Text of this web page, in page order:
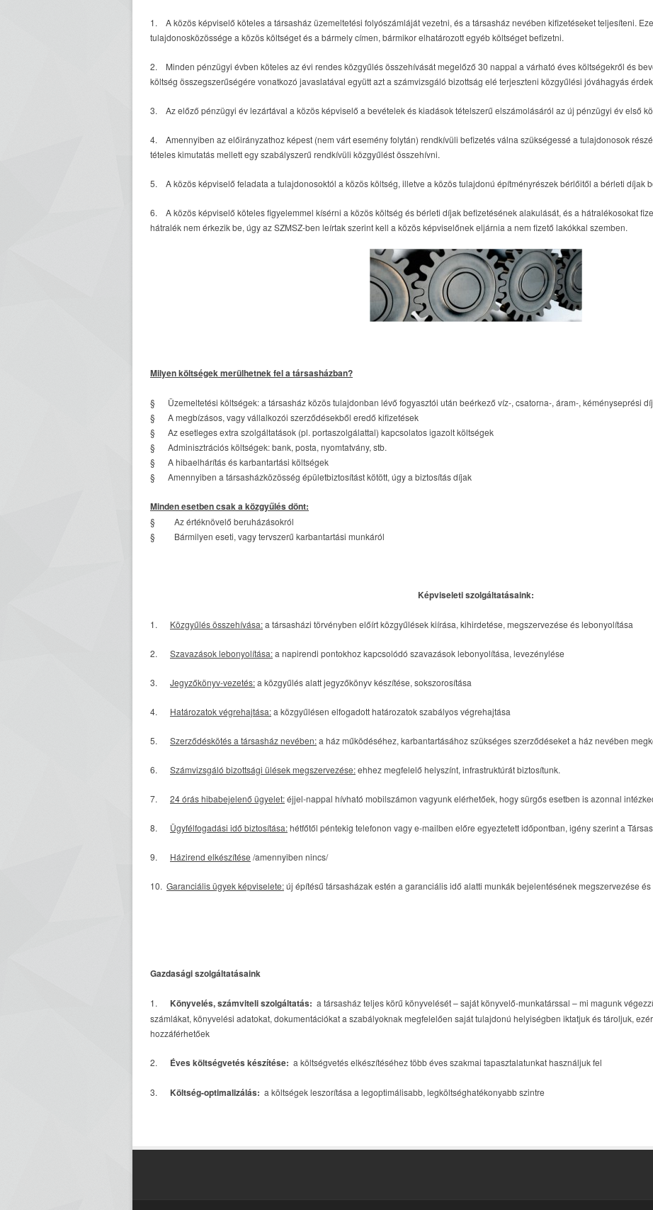
1. A közös képviselő köteles a társasház üzemeltetési folyószámláját vezetni, és a társasház nevében kifizetéseket teljesíteni.
tulajdonosközössége a közös költséget és a bármely címen, bármikor elhatározott egyéb költséget befizetni.
2. Minden pénzügyi évben köteles az évi rendes közgyűlés összehívását megelőző 30 nappal a várható éves költségekről és
költség összegszerűségére vonatkozó javaslatával együtt azt a számvizsgáló bizottság elé terjeszteni közgyűlési jóváhagyás
3. Az előző pénzügyi év lezártával a közös képviselő a bevételek és kiadások tételszerű elszámolásáról az új pénzügyi év első
4. Amennyiben az előirányzathoz képest (nem várt esemény folytán) rendkívüli befizetés válna szükségessé a tulajdonosok
tételes kimutatás mellett egy szabályszerű rendkívüli közgyűlést összehívni.
5. A közös képviselő feladata a tulajdonosoktól a közös költség, illetve a közös tulajdonú építményrészek bérlőitől a bérleti díjak
6. A közös képviselő köteles figyelemmel kísérni a közös költség és bérleti díjak befizetésének alakulását, és a hátralékosokat
hátralék nem érkezik be, úgy az SZMSZ-ben leírtak szerint kell a közös képviselőnek eljárnia a nem fizető lakókkal szemben.
Milyen költségek merülhetnek fel a társasházban?
§ Üzemeltetési költségek: a társasház közös tulajdonban lévő fogyasztói után beérkező víz-, csatorna-, áram-, kéményseprési
§ A megbízásos, vagy vállalkozói szerződésekből eredő kifizetések
§ Az esetleges extra szolgáltatások (pl. portaszolgálattal) kapcsolatos igazolt költségek
§ Adminisztrációs költségek: bank, posta, nyomtatvány, stb.
§ A hibaelhárítás és karbantartási költségek
§ Amennyiben a társasházközösség épületbiztosítást kötött, úgy a biztosítás díjak
Minden esetben csak a közgyűlés dönt:
§ Az értéknövelő beruházásokról
§ Bármilyen eseti, vagy tervszerű karbantartási munkáról
Képviseleti szolgáltatásaink:
1. Közgyűlés összehívása:a társasházi törvényben előírt közgyűlések kiírása, kihirdetése, megszervezése és lebonyolítása
2. Szavazások lebonyolítása:a napirendi pontokhoz kapcsolódó szavazások lebonyolítása, levezénylése
3. Jegyzőkönyv-vezetés:a közgyűlés alatt jegyzőkönyv készítése, sokszorosítása
4. Határozatok végrehajtása:a közgyűlésen elfogadott határozatok szabályos végrehajtása
5. Szerződéskötés a társasház nevében:a ház működéséhez, karbantartásához szükséges szerződéseket a ház nevében
6. Számvizsgáló bizottsági ülések megszervezése:ehhez megfelelő helyszínt, infrastruktúrát biztosítunk.
7. 24 órás hibabejelenő ügyelet:éjjel-nappal hívható mobilszámon vagyunk elérhetőek, hogy sürgős esetben is azonnal
8. Ügyfélfogadási idő biztosítása:hétfőtől péntekig telefonon vagy e-mailben előre egyeztetett időpontban, igény szerint a
9. Házirend elkészítése /amennyiben nincs/
10. Garanciális ügyek képviselete:új építésű társasházak estén a garanciális idő alatti munkák bejelentésének megszervezése
Gazdasági szolgáltatásaink
1. Könyvelés, számviteli szolgáltatás: a társasház teljes körű könyvelését – saját könyvelő-munkatárssal – mi magunk
számlákat, könyvelési adatokat, dokumentációkat a szabályoknak megfelelően saját tulajdonú helyiségben iktatjuk és tároljuk,
hozzáférhetőek
2. Éves költségvetés készítése: a költségvetés elkészítéséhez több éves szakmai tapasztalatunkat használjuk fel
3. Költség-optimalizálás: a költségek leszorítása a legoptimálisabb, legköltséghatékonyabb szintre